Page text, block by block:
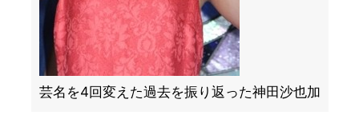
芸名を4回変えた過去を振り返った神田沙也加